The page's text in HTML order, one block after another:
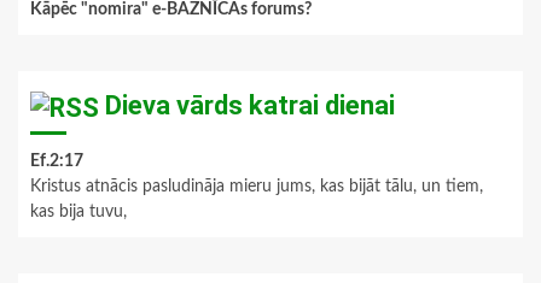
Kāpēc "nomira" e-BAZNĪCAs forums?
Dieva vārds katrai dienai
Ef.2:17
Kristus atnācis pasludināja mieru jums, kas bijāt tālu, un tiem,
kas bija tuvu,